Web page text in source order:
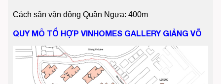
Cách sân vận động Quần Ngựa: 400m
QUY MÔ TỔ HỢP VINHOMES GALLERY GIẢNG VÕ